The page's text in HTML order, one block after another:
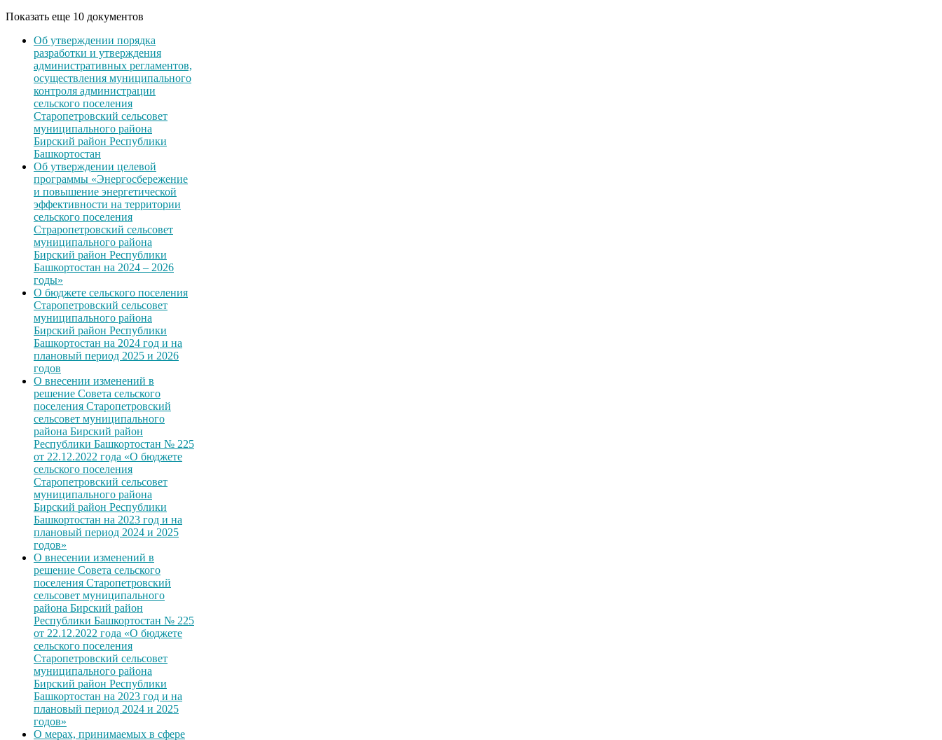
Показать еще 10 документов
Об утверждении порядка
разработки и утверждения
административных регламентов,
осуществления муниципального
контроля администрации
сельского поселения
Старопетровский сельсовет
муниципального района
Бирский район Республики
Башкортостан
Об утверждении целевой
программы «Энергосбережение
и повышение энергетической
эффективности на территории
сельского поселения
Страропетровский сельсовет
муниципального района
Бирский район Республики
Башкортостан на 2024 – 2026
годы»
О бюджете сельского поселения
Старопетровский сельсовет
муниципального района
Бирский район Республики
Башкортостан на 2024 год и на
плановый период 2025 и 2026
годов
О внесении изменений в
решение Совета сельского
поселения Старопетровский
сельсовет муниципального
района Бирский район
Республики Башкортостан № 225
от 22.12.2022 года «О бюджете
сельского поселения
Старопетровский сельсовет
муниципального района
Бирский район Республики
Башкортостан на 2023 год и на
плановый период 2024 и 2025
годов»
О внесении изменений в
решение Совета сельского
поселения Старопетровский
сельсовет муниципального
района Бирский район
Республики Башкортостан № 225
от 22.12.2022 года «О бюджете
сельского поселения
Старопетровский сельсовет
муниципального района
Бирский район Республики
Башкортостан на 2023 год и на
плановый период 2024 и 2025
годов»
О мерах, принимаемых в сфере